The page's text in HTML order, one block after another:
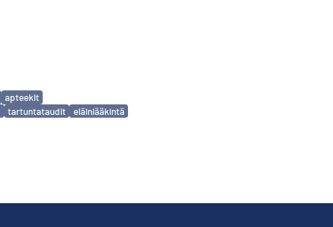
apteekit
tartuntataudit
eläinlääkintä